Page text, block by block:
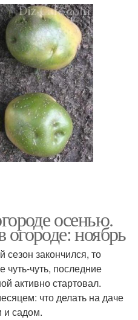
осенью.
ноябрь
закончился, то
чуть, последние
активно стартовал.
что делать на даче
и садом.